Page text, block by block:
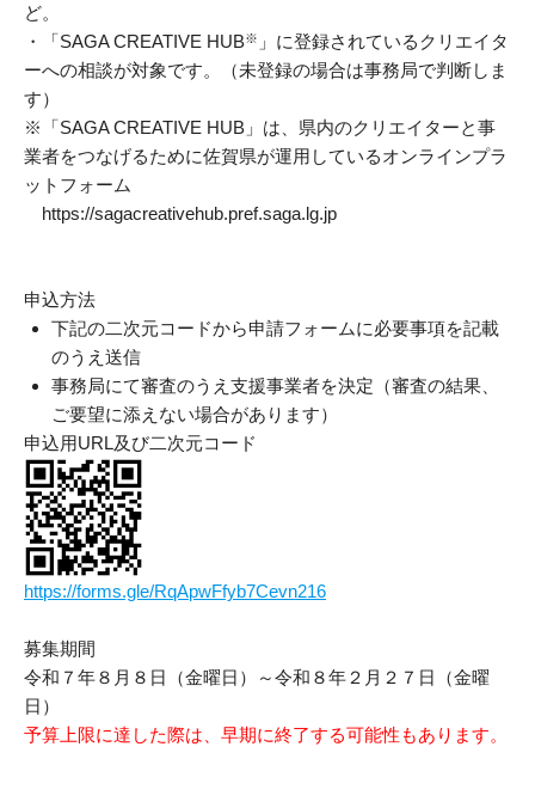
貸研究開発室
貸出図書・DVD
ど。
・「SAGA CREATIVE HUB※ 」に登録されているクリエイタ
ーへの相談が対象です。（未登録の場合は事務局で判断しま
す）
※「SAGA CREATIVE HUB」は、県内のクリエイターと事
業者をつなげるために佐賀県が運用しているオンラインプラ
ットフォーム
https://sagacreativehub.pref.saga.lg.jp
申込方法
下記の二次元コードから申請フォームに必要事項を記載
のうえ送信
事務局にて審査のうえ支援事業者を決定（審査の結果、
ご要望に添えない場合があります）
申込用URL及び二次元コード
https://forms.gle/RqApwFfyb7Cevn216
募集期間
令和７年８月８日（金曜日）～令和８年２月２７日（金曜
日）
予算上限に達した際は、早期に終了する可能性もあります。